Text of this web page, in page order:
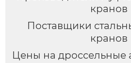
кранов
Поставщики
кранов
Цены на дроссельные